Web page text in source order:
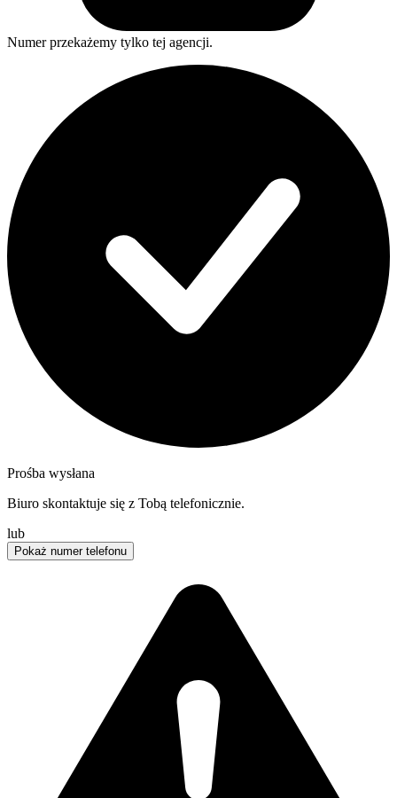
Numer przekażemy tylko tej agencji.
Prośba wysłana
Biuro skontaktuje się z Tobą telefonicznie.
lub
Pokaż numer telefonu